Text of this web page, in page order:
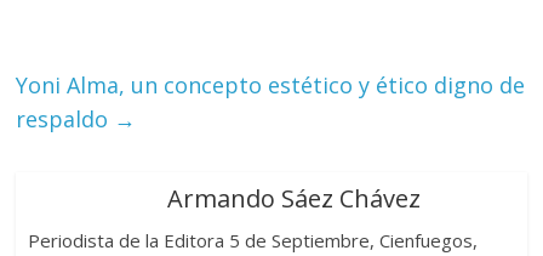
Yoni Alma, un concepto estético y ético digno de
respaldo →
Armando Sáez Chávez
Periodista de la Editora 5 de Septiembre, Cienfuegos,